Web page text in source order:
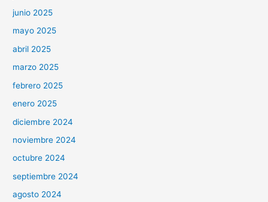
junio 2025
mayo 2025
abril 2025
marzo 2025
febrero 2025
enero 2025
diciembre 2024
noviembre 2024
octubre 2024
septiembre 2024
agosto 2024